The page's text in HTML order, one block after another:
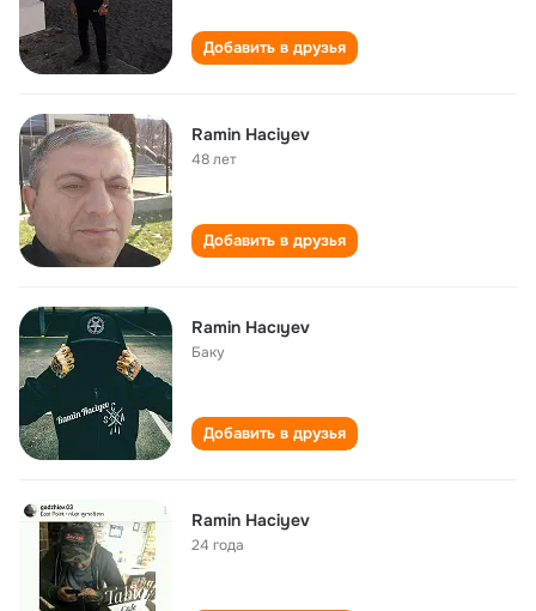
Добавить в друзья
Ramin Haciyev
48 лет
Добавить в друзья
Ramin Hacıyev
Баку
Добавить в друзья
Ramin Haciyev
24 года